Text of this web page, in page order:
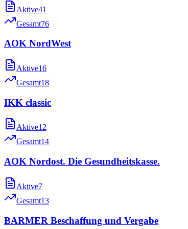
Aktive41
Gesamt76
AOK NordWest
Aktive16
Gesamt18
IKK classic
Aktive12
Gesamt14
AOK Nordost. Die Gesundheitskasse.
Aktive7
Gesamt13
BARMER Beschaffung und Vergabe